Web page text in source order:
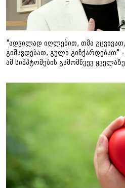
"ადვილად იღლებით, თმა გცვივათ,
გიშავდებათ, გული
ამ სიმპტომების გამომწვევ